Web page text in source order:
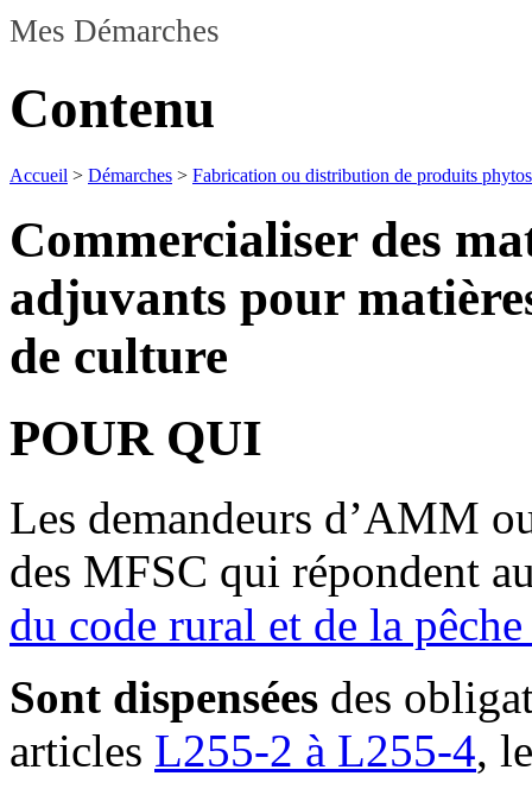
Mes Démarches
Contenu
Accueil > Démarches > Fabrication ou distribution de produits
Commercialiser des
adjuvants pour
de culture
POUR QUI
Les demandeurs d’AMM
des MFSC qui répondent
du code rural et de la
Sont dispensées des
articles L255-2 à L255-4,